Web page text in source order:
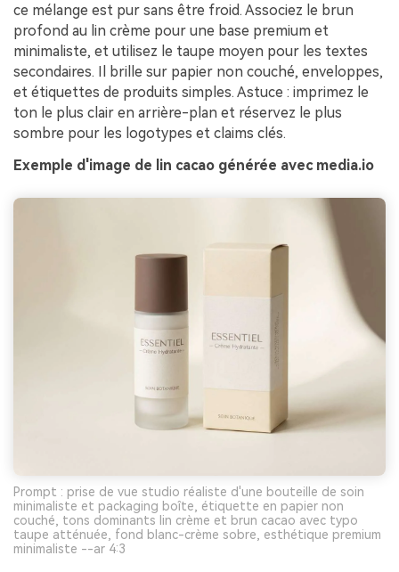
ce mélange est pur sans être froid. Associez le brun
profond au lin crème pour une base premium et
minimaliste, et utilisez le taupe moyen pour les textes
secondaires. Il brille sur papier non couché, enveloppes,
et étiquettes de produits simples. Astuce : imprimez le
ton le plus clair en arrière-plan et réservez le plus
sombre pour les logotypes et claims clés.
Exemple d'image de lin cacao générée avec media.io
Prompt : prise de vue studio réaliste d'une bouteille de soin
minimaliste et packaging boîte, étiquette en papier non
couché, tons dominants lin crème et brun cacao avec typo
taupe atténuée, fond blanc-crème sobre, esthétique premium
minimaliste --ar 4:3